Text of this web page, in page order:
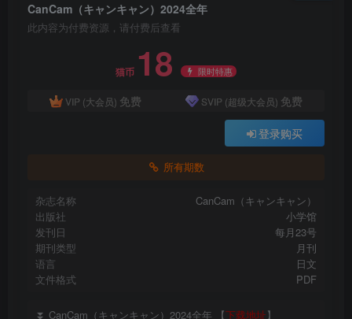
CanCam（キャンキャン）2024全年
此内容为付费资源，请付费后查看
猫币 18 限时特惠
VIP (大会员) 免费 SVIP (超级大会员) 免费
登录购买
所有期数
杂志名称
CanCam（キャンキャン）
出版社
小学馆
发刊日
每月23号
期刊类型
月刊
语言
日文
文件格式
PDF
⏬ CanCam（キャンキャン）2024全年 【下载地址】